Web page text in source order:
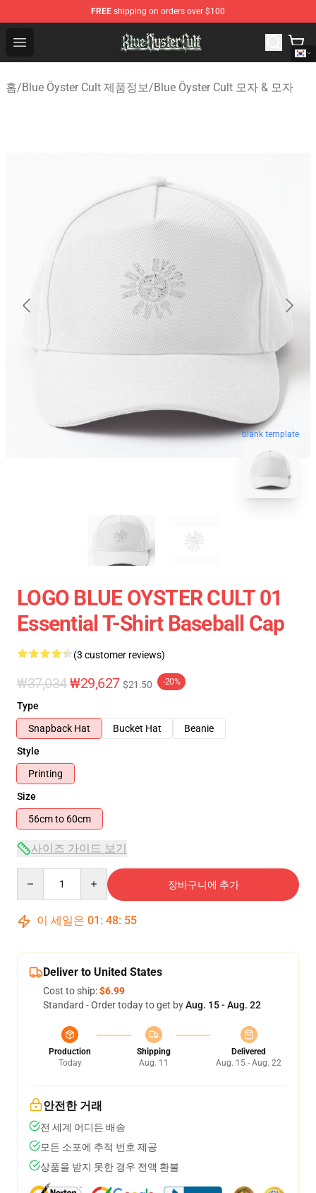
FREE shipping on orders over $100
Open menu
Blue Öyster Cult Store - Official Blue Öyster Cult
홈/Blue Öyster Cult 제품정보/Blue Öyster Cult 모자 & 모자
blank template
LOGO BLUE OYSTER CULT 01
Essential T-Shirt Baseball Cap
(3 customer reviews)
₩37,034₩29,627 $21.50 -20%
Type
Snapback Hat
Bucket Hat
Beanie
Style
Printing
Size
56cm to 60cm
사이즈 가이드 보기
장바구니에 추가
이 세일은 01 : 48: 54
Deliver to United States
Cost to ship:$6.99
Standard - Order today to get byAug. 15 - Aug. 22
Production
Today
Shipping
Aug. 11
Delivered
Aug. 15 - Aug. 22
안전한 거래
전 세계 어디든 배송
모든 소포에 추적 번호 제공
상품을 받지 못한 경우 전액 환불